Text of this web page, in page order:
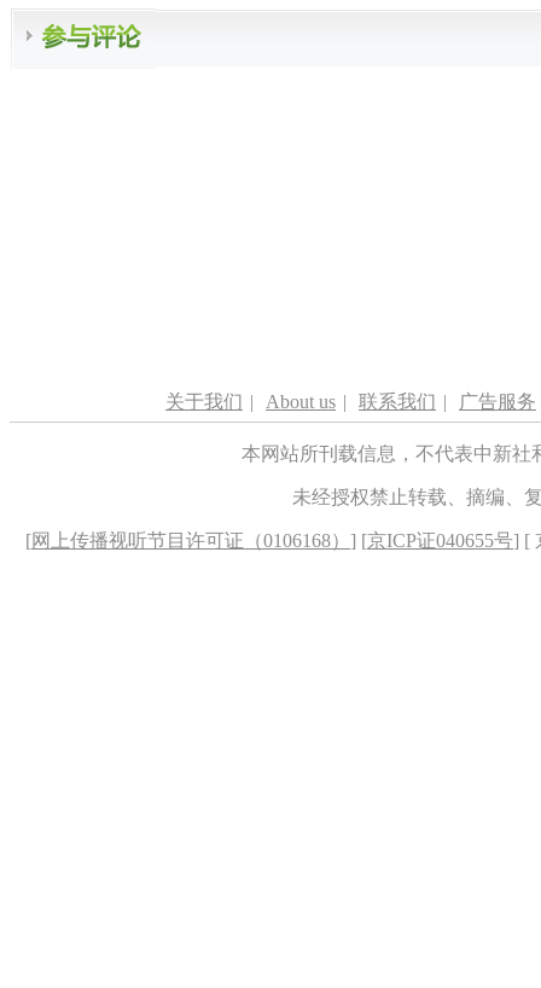
关于我们 | About us | 联系我们 | 广告服务
本网站所刊载信息，不代表中新
未经授权禁止转载、摘编、
[网上传播视听节目许可证（0106168） ] [京ICP证040655号] [